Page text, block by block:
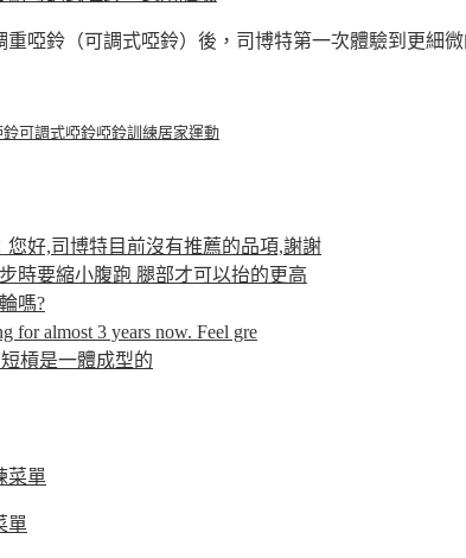
啞鈴（可調式啞鈴）後，司博特第一次體驗到更細
鈴可調式啞鈴啞鈴訓練居家運動
您好,司博特目前沒有推薦的品項,謝謝
時要縮小腹跑 腿部才可以抬的更高
嗎?
for almost 3 years now. Feel gre
槓是一體成型的
單